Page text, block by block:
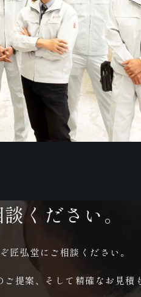
ください。
匠弘堂にご相談ください。
提案、そして精確なお見積